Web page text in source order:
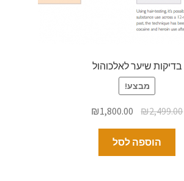
בדיקות שיער לאלכוהול
מבצע!
₪2,499.00
₪1,800.00
הוספה לסל